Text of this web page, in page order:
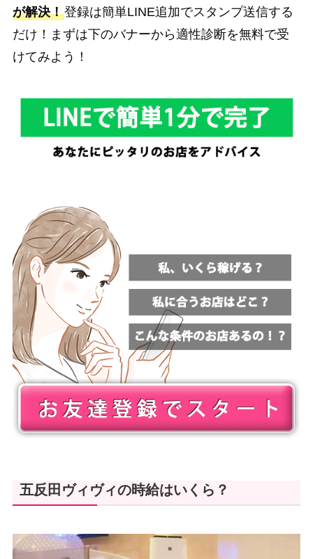
が解決！登録は簡単LINE追加でスタンプ送信する
だけ！まずは下のバナーから適性診断を無料で受
けてみよう！
五反田ヴィヴィの時給はいくら？